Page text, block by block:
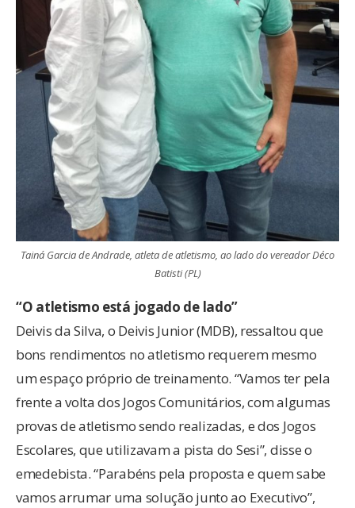
Tainá Garcia de Andrade, atleta de atletismo, ao lado do vereador Déco
Batisti (PL)
“O atletismo está jogado de lado”
Deivis da Silva, o Deivis Junior (MDB), ressaltou que
bons rendimentos no atletismo requerem mesmo
um espaço próprio de treinamento. “Vamos ter pela
frente a volta dos Jogos Comunitários, com algumas
provas de atletismo sendo realizadas, e dos Jogos
Escolares, que utilizavam a pista do Sesi”, disse o
emedebista. “Parabéns pela proposta e quem sabe
vamos arrumar uma solução junto ao Executivo”,